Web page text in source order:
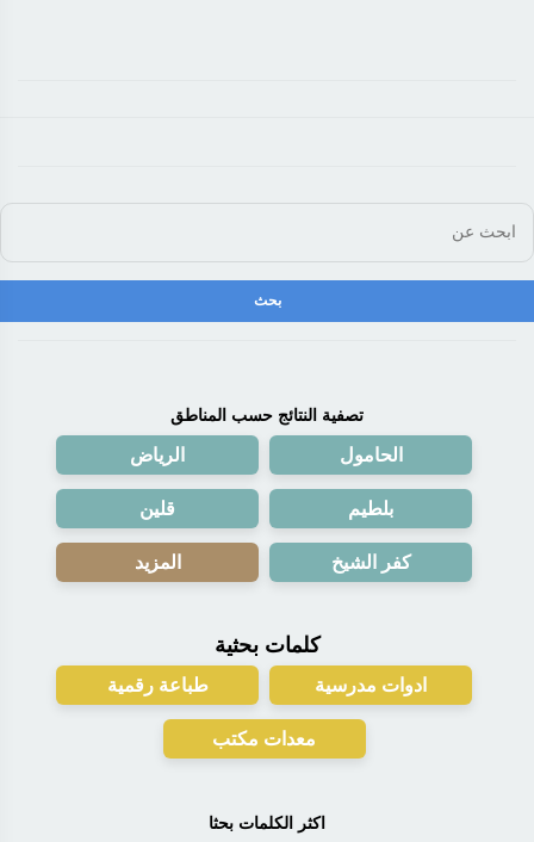
تصفية النتائج حسب المناطق
الحامول الرياض
بلطيم قلين
كفر الشيخ المزيد
كلمات بحثية
ادوات مدرسية طباعة رقمية
معدات مكتب
اكثر الكلمات بحثا